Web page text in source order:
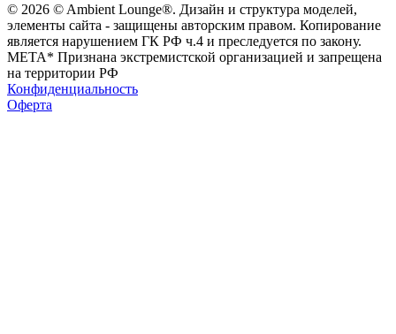
© 2026 © Ambient Lounge®. Дизайн и структура моделей,
элементы сайта - защищены авторским правом. Копирование
является нарушением ГК РФ ч.4 и преследуется по закону.
МЕТА* Признана экстремистской организацией и запрещена
на территории РФ
Конфиденциальность
Оферта